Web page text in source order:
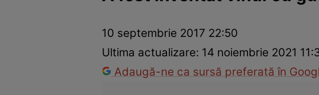
InternaționalFapt diversTehnologie
10 septembrie 2017 22:50
Ultima actualizare: 14 noiembrie 2021
Adaugă-ne ca sursă preferată în